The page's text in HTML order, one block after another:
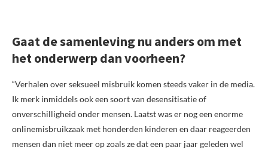
Gaat de samenleving nu anders om met
het onderwerp dan voorheen?
“Verhalen over seksueel misbruik komen steeds vaker in de media.
Ik merk inmiddels ook een soort van desensitisatie of
onverschilligheid onder mensen. Laatst was er nog een enorme
onlinemisbruikzaak met honderden kinderen en daar reageerden
mensen dan niet meer op zoals ze dat een paar jaar geleden wel